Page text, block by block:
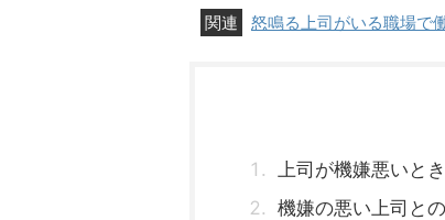
怒鳴る上司がいる職場で
上司が機嫌悪いと
機嫌の悪い上司と